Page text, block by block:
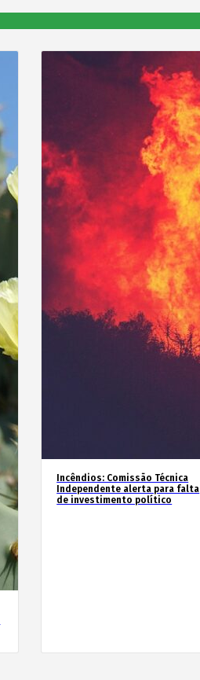
Incêndios: Comissão Técnica
Independente alerta para falta
de investimento político